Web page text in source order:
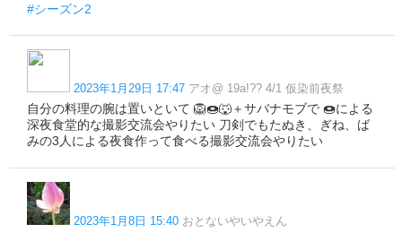
#シーズン2
2023年1月29日 17:47 アオ@ 19a!?? 4/1 仮染前夜祭
自分の料理の腕は置いといて 🦁🍩🐺＋サバナモブで 🍩による
深夜食堂的な撮影交流会やりたい 刀剣でもたぬき、ぎね、ば
みの3人による夜食作って食べる撮影交流会やりたい
2023年1月8日 15:40 おとないやいやえん